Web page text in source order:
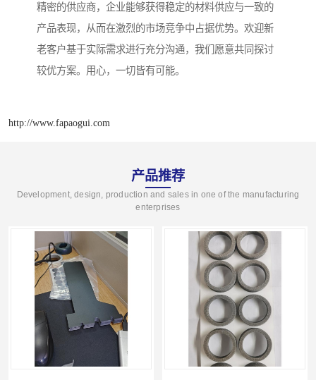
精密的供应商，企业能够获得稳定的材料供应与一致的
产品表现，从而在激烈的市场竞争中占据优势。欢迎新
老客户基于实际需求进行充分沟通，我们愿意共同探讨
较优方案。用心，一切皆有可能。
http://www.fapaogui.com
产品推荐
Development, design, production and sales in one of the manufacturing
enterprises